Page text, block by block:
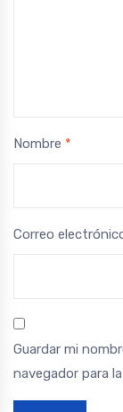
Nombre *
Correo
Guardar mi
navegador para